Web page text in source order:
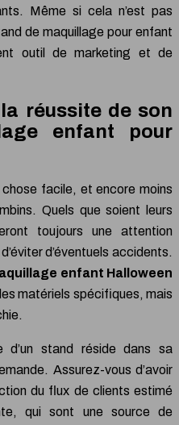
Même si cela n’est pas
de maquillage pour enfant
outil de marketing et de
réussite de son
enfant pour
chose facile, et encore moins
Quels que soient leurs
toujours une attention
d’éventuels accidents.
enfant Halloween
matériels spécifiques, mais
d’un stand réside dans sa
Assurez-vous d’avoir
du flux de clients estimé
qui sont une source de